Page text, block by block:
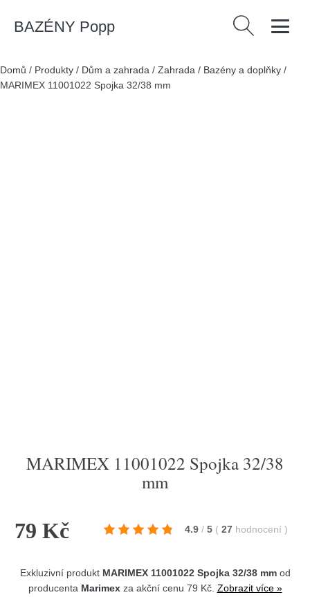
BAZÉNY Popp Vyhledávání
Domů / Produkty / Dům a zahrada / Zahrada / Bazény a doplňky /
MARIMEX 11001022 Spojka 32/38 mm
MARIMEX 11001022 Spojka 32/38
mm
79 Kč 4.9 / 5 ( 27 hodnocení )
Exkluzivní produkt MARIMEX 11001022 Spojka 32/38 mmod
producenta Marimexza akční cenu 79 Kč. Zobrazit více »